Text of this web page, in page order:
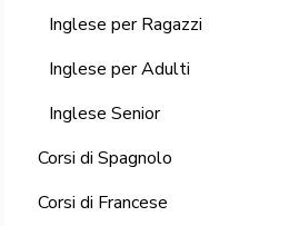
Inglese per Ragazzi
Inglese per Adulti
Inglese Senior
Corsi di Spagnolo
Corsi di Francese